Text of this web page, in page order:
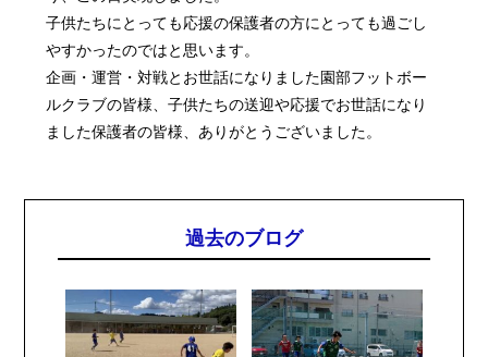
子供たちにとっても応援の保護者の方にとっても過ごし
やすかったのではと思います。
企画・運営・対戦とお世話になりました園部フットボー
ルクラブの皆様、子供たちの送迎や応援でお世話になり
ました保護者の皆様、ありがとうございました。
過去のブログ